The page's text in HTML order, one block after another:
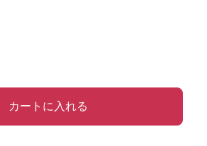
カートに入れる